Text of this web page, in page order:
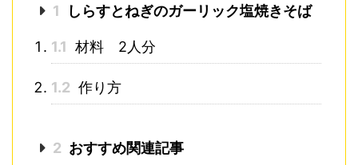
1 しらすとねぎのガーリック塩焼きそば
1.1 材料 2人分
1.2 作り方
2 おすすめ関連記事